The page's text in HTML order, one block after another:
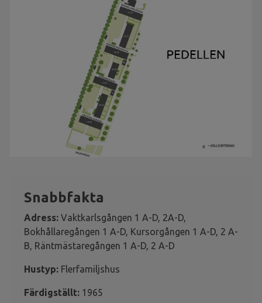
Snabbfakta
Adress: Vaktkarlsgången 1 A-D, 2A-D,
Bokhållaregången 1 A-D, Kursorgången 1 A-D, 2 A-
B, Räntmästaregången 1 A-D, 2 A-D
Hustyp: Flerfamiljshus
Färdigställt: 1965